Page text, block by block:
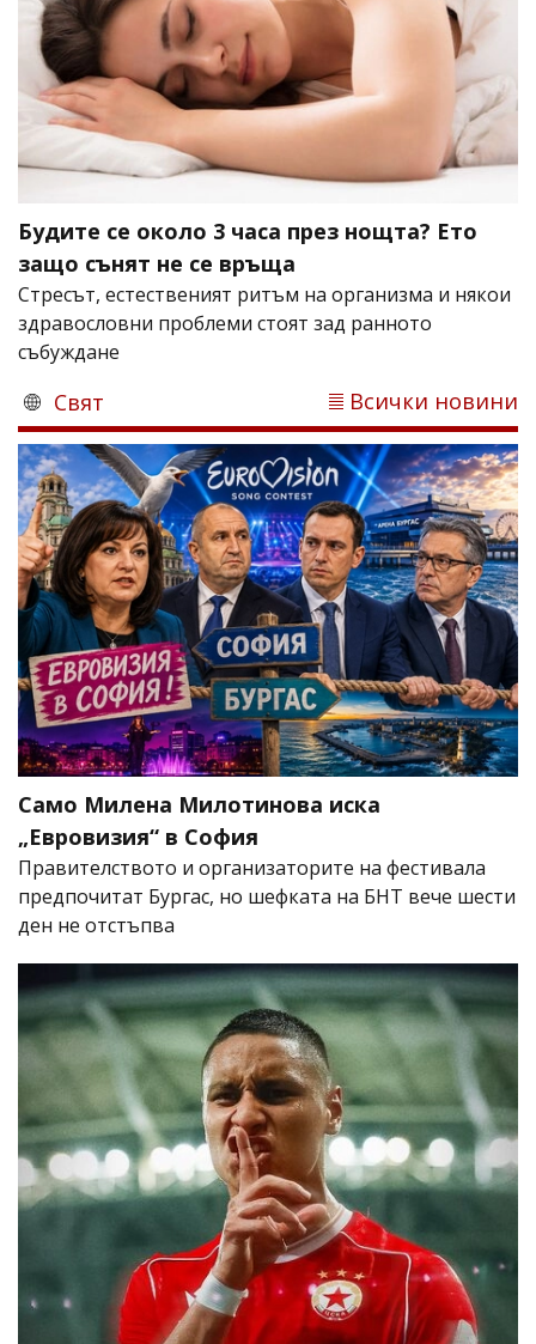
Будите се около 3 часа през нощта? Ето
защо сънят не се връща
Стресът, естественият ритъм на организма и някои
здравословни проблеми стоят зад ранното
събуждане
Свят Всички новини
Само Милена Милотинова иска
„Евровизия“ в София
Правителството и организаторите на фестивала
предпочитат Бургас, но шефката на БНТ вече шести
ден не отстъпва